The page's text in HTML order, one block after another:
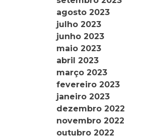
agosto 2023
julho 2023
junho 2023
maio 2023
abril 2023
março 2023
fevereiro 2023
janeiro 2023
dezembro 2022
novembro 2022
outubro 2022